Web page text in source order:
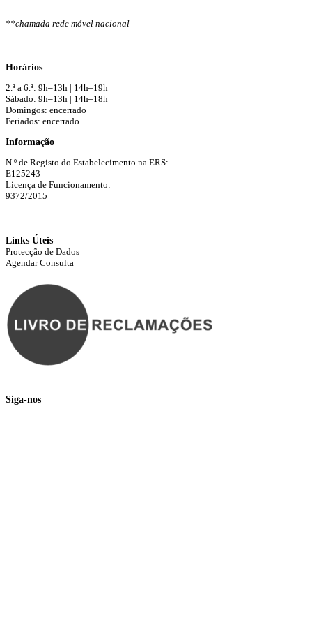
**chamada rede móvel nacional
Horários
2.ª a 6.ª: 9h–13h | 14h–19h
Sábado: 9h–13h | 14h–18h
Domingos: encerrado
Feriados: encerrado
Informação
N.º de Registo do Estabelecimento na ERS:
E125243
Licença de Funcionamento:
9372/2015
Links Úteis
Protecção de Dados
Agendar Consulta
Siga-nos